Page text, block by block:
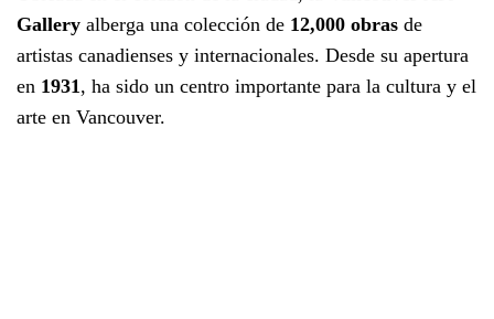
Gallery alberga una colección de 12,000 obras de
artistas canadienses y internacionales. Desde su apertura
en 1931, ha sido un centro importante para la cultura y el
arte en Vancouver.